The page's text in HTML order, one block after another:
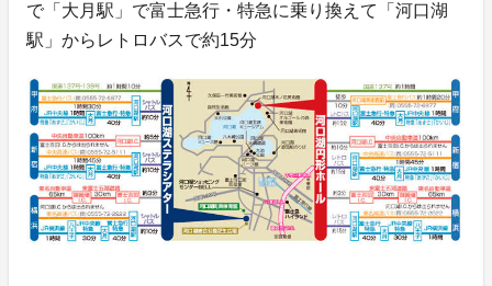
で「大月駅」で富士急行・特急に乗り換えて「河口湖
駅」からレトロバスで約15分